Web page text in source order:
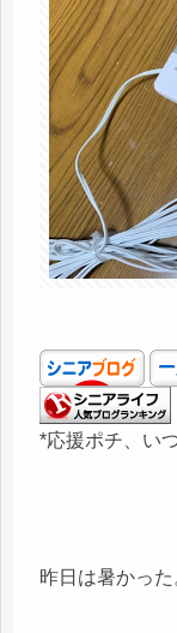
*応援ポチ、い
昨日は暑かった